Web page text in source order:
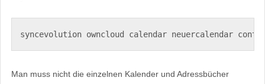
syncevolution owncloud calendar neuercalendar
Man muss nicht die einzelnen Kalender und Adressbücher